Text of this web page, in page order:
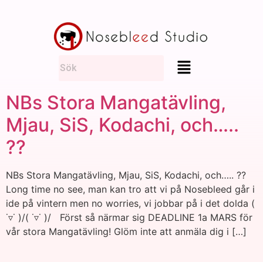
NBs Stora Mangatävling,
Mjau, SiS, Kodachi, och…..
??​
NBs Stora Mangatävling, Mjau, SiS, Kodachi, och….. ??
Long time no see, man kan tro att vi på Nosebleed går i
ide på vintern men no worries, vi jobbar på i det dolda (
˙▿˙ )/( ˙▿˙ )/ Först så närmar sig DEADLINE 1a MARS för
vår stora Mangatävling! Glöm inte att anmäla dig i […]